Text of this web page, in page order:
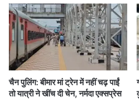
चैन पुलिंग: बीमार मां ट्रेन में नहीं चढ़ पाईं
तो यात्री ने खींच दी चेन, नर्मदा एक्सप्रेस